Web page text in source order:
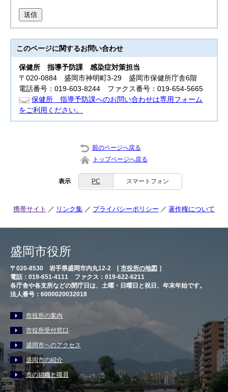
送信
このページに関するお問い合わせ
保健所 指導予防課 感染症対策担当
〒020-0884 盛岡市神明町3-29 盛岡市保健所庁舎6階
電話番号：019-603-8244 ファクス番号：019-654-5665
保健所 指導予防課へのお問い合わせは専用フォーム
をご利用ください。
前のページへ戻る
トップページへ戻る
表示 PC スマートフォン
携帯サイト リンク集 プライバシーポリシー 著作権について
盛岡市役所
〒020-8530 岩手県盛岡市内丸12-2 [ 市役所の地図 ］
電話：019-651-4111 ファクス：019-622-6211
各庁舎や各支所などの閉庁日は、土曜・日曜日と祝日、年末年始です。
法人番号：6000020032018
市役所の案内
市役所受付窓口
盛岡市へのアクセス
盛岡市の紹介
市の組織と職員